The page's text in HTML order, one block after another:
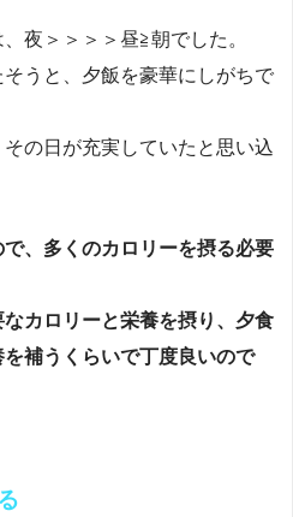
夜＞＞＞＞昼≧朝でした。
うと、夕飯を豪華にしがちで
の日が充実していたと思い込
、多くのカロリーを摂る必要
カロリーと栄養を摂り、夕食
補うくらいで丁度良いので